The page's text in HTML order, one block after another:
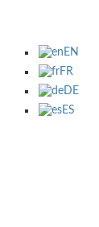
EN
FR
DE
ES